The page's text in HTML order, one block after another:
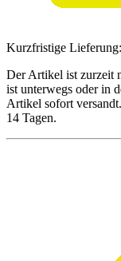
Kurzfristige Lieferung:
Der Artikel ist zurzeit
ist unterwegs oder in
Artikel sofort
14 Tagen.